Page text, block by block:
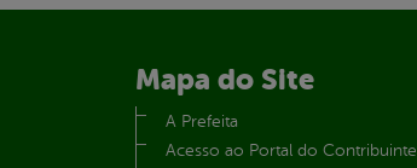
Mapa do Site
A Prefeita
Acesso ao Portal do Contribuinte